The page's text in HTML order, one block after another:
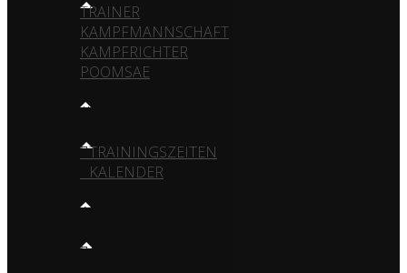
TRAINER
KAMPFMANNSCHAFT
KAMPFRICHTER
POOMSAE
TRAINING
TRAININGSZEITEN
KALENDER
MEDIA
GALERIE